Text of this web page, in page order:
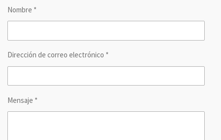
t
Nombre *
Dirección de correo electrónico *
Mensaje *